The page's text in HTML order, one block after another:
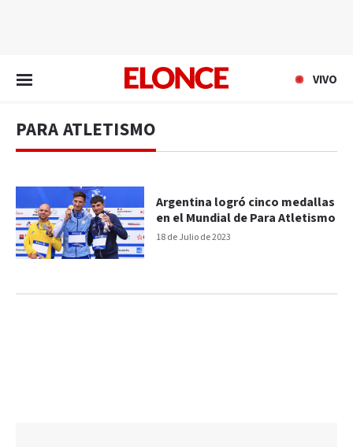
VIVO
PARA ATLETISMO
18 de Julio de 2023
Argentina logró cinco medallas
en el Mundial de Para Atletismo